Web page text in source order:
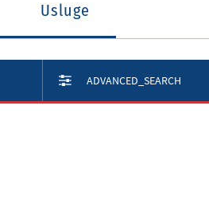
Usluge
ADVANCED_SEARCH